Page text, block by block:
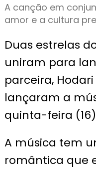
A canção em
amor e a cultura
Duas estrelas
uniram para
parceira,
lançaram a
quinta-feira
A música tem
romântica que